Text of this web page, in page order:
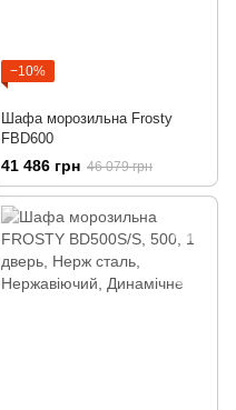
−10%
Шафа морозильна Frosty
FBD600
41 486 грн 46 079 грн